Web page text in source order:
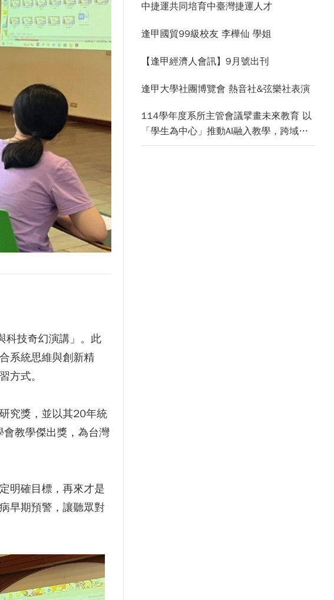
科技奇幻演講」。此
系統思維與創新精
方式。
究獎，並以其20年統
教學傑出獎，為台灣
明確目標，再來才是
早期預警，讓聽眾對
中捷運共同培育中臺灣捷運人才
逢甲國貿99級校友 李樺仙 學姐
【逢甲經濟人會訊】9月號出刊
逢甲大學社團博覽會 熱音社&弦樂社表演
114學年度系所主管會議擘畫未來教育 以
「學生為中心」推動AI融入教學，跨域研
究育才